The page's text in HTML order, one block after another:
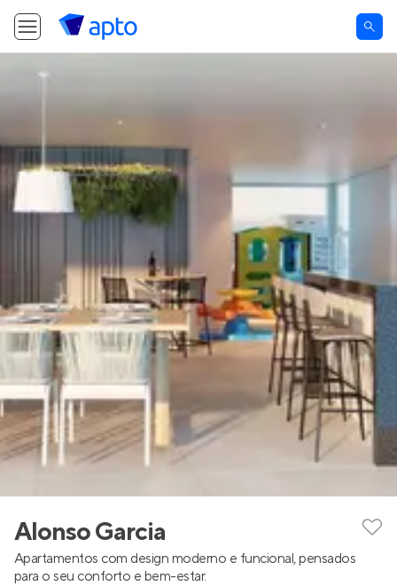
Alonso Garcia
Apartamentos com design moderno e funcional, pensados
para o seu conforto e bem-estar.